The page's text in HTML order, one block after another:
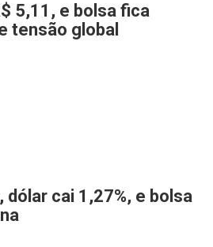
2025, o maior da história
5,11, e bolsa fica
tensão global
cai 1,27%, e bolsa